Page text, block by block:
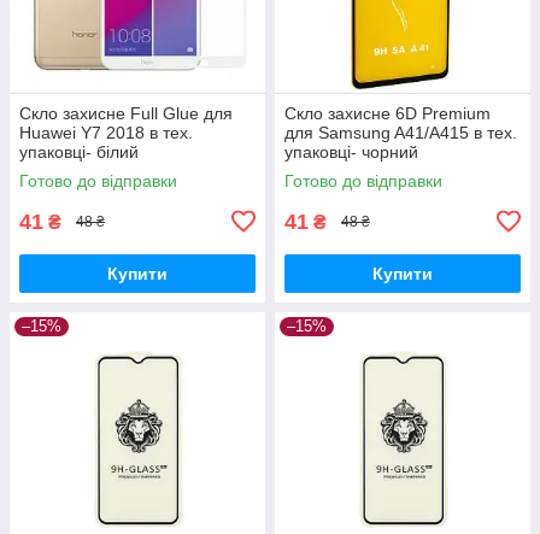
Скло захисне Full Glue для
Huawei Y7 2018 в тех.
упаковці- білий
Готово до відправки
41 ₴ 48 ₴
Купити
Скло захисне 6D Premium
для Samsung A41/A415 в тех.
упаковці- чорний
Готово до відправки
41 ₴ 48 ₴
Купити
–15% –15%